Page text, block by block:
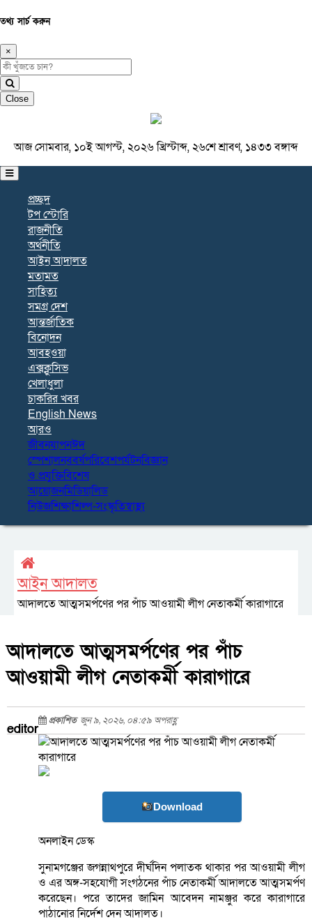
তথ্য সার্চ করুন
×
Close
আজ সোমবার, ১০ই আগস্ট, ২০২৬ খ্রিস্টাব্দ, ২৬শে শ্রাবণ, ১৪৩৩ বঙ্গাব্দ
প্রচ্ছদ
টপ স্টোরি
রাজনীতি
অর্থনীতি
আইন আদালত
মতামত
সাহিত্য
সমগ্র দেশ
আন্তর্জাতিক
বিনোদন
আবহওয়া
এক্সক্লুসিভ
খেলাধুলা
চাকরির খবর
English News
আরও
জীবনযাপনঈদ
স্পেশালনববর্ষপরিবেশপর্যটনবিজ্ঞান
ও প্রযুক্তিবিশেষ
আয়োজনমিডিয়ালিড
নিউজশিক্ষাশিল্প-সংস্কৃতিস্বাস্থ্য
আইন আদালত
আদালতে আত্মসমর্পণের পর পাঁচ আওয়ামী লীগ নেতাকর্মী কারাগারে
আদালতে আত্মসমর্পণের পর পাঁচ
আওয়ামী লীগ নেতাকর্মী কারাগারে
editor
প্রকাশিত জুন ৯, ২০২৬, ০৪:৫৯ অপরাহ্ণ
Download
অনলাইন ডেস্ক
সুনামগঞ্জের জগন্নাথপুরে দীর্ঘদিন পলাতক থাকার পর আওয়ামী লীগ
ও এর অঙ্গ-সহযোগী সংগঠনের পাঁচ নেতাকর্মী আদালতে আত্মসমর্পণ
করেছেন। পরে তাদের জামিন আবেদন নামঞ্জুর করে কারাগারে
পাঠানোর নির্দেশ দেন আদালত।